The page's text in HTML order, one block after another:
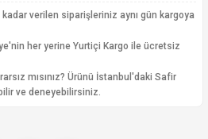
verilen siparişleriniz aynı gün kargoya
her yerine Yurtiçi Kargo ile ücretsiz
mısınız? Ürünü İstanbul'daki Safir
ve deneyebilirsiniz.